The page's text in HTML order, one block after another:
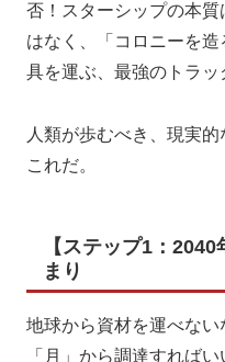
否！スターシップの本
はなく、「コロニーを
具を運ぶ、最強のトラッ
人類が歩むべき、現実
これだ。
【ステップ1：
まり
地球から資材を運べな
「月」から調達すれば